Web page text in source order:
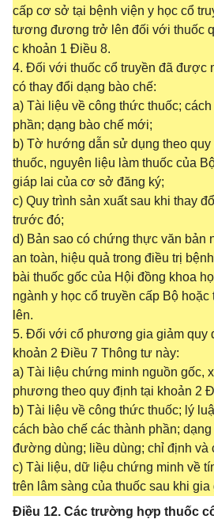
cấp cơ sở tại bệnh viện y học cổ
tương đương trở lên đối với thuốc
c khoản 1 Điều 8.
4. Đối với thuốc cổ truyền đã được
có thay đổi dạng bào chế:
a) Tài liệu về công thức thuốc;
phần; dạng bào chế mới;
b) Tờ hướng dẫn sử dụng theo quy
thuốc, nguyên liệu làm thuốc của
giáp lai của cơ sở đăng ký;
c) Quy trình sản xuất sau khi thay
trước đó;
d) Bản sao có chứng thực văn bản
an toàn, hiệu quả trong điều trị
bài thuốc gốc của Hội đồng khoa
ngành y học cổ truyền cấp Bộ
lên.
5. Đối với cổ phương gia giảm quy
khoản 2 Điều 7 Thông tư này:
a) Tài liệu chứng minh nguồn gốc,
phương theo quy định tại khoản 2
b) Tài liệu về công thức thuốc; lý
cách bào chế các thành phần;
đường dùng; liều dùng; chỉ định và
c) Tài liệu, dữ liệu chứng minh về
trên lâm sàng của thuốc sau khi gia
Điều 12. Các trường hợp thuốc